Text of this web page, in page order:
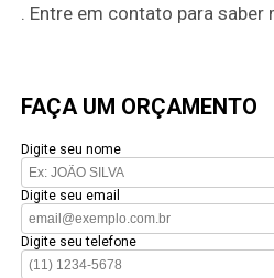
. Entre em contato para saber
FAÇA UM ORÇAMENTO
Digite seu nome
Digite seu email
Digite seu telefone